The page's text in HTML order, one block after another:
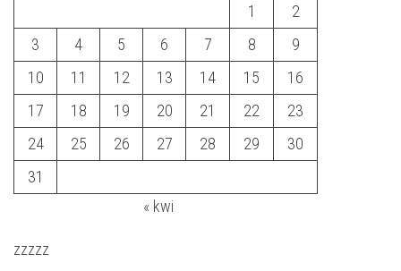
1
2
3
4 5 6 7 8
9
10
11 12 13 14 15
16
17
18 19 20 21 22
23
24
25 26 27 28 29
30
31
« kwi
zzzzz